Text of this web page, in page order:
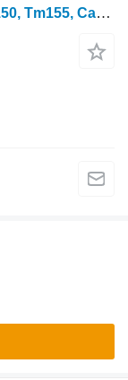
Crossshaft Arm Rhs New Holland Tm150, Tm155, Case Mxm120 Crossshaft Arm Rhs 5178297, 5178298 paredzēts New Holland Tm150, Tm155, Case Mxm120 riteņtraktora